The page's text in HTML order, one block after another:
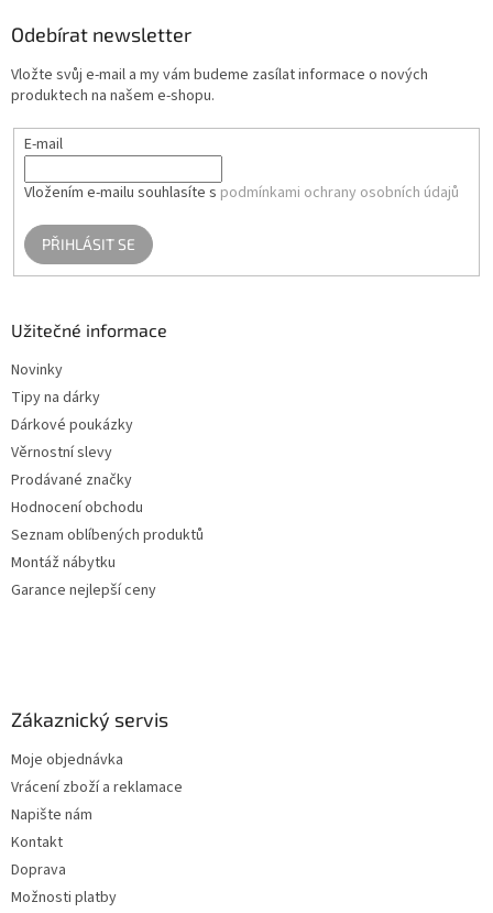
Odebírat newsletter
Vložte svůj e-mail a my vám budeme zasílat informace o nových
produktech na našem e-shopu.
E-mail
Vložením e-mailu souhlasíte s podmínkami ochrany osobních údajů
PŘIHLÁSIT SE
Užitečné informace
Novinky
Tipy na dárky
Dárkové poukázky
Věrnostní slevy
Prodávané značky
Hodnocení obchodu
Seznam oblíbených produktů
Montáž nábytku
Garance nejlepší ceny
Zákaznický servis
Moje objednávka
Vrácení zboží a reklamace
Napište nám
Kontakt
Doprava
Možnosti platby